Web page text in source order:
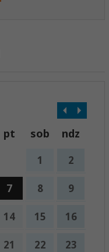
pt sob ndz
1 2
7 8 9
14 15 16
21 22 23